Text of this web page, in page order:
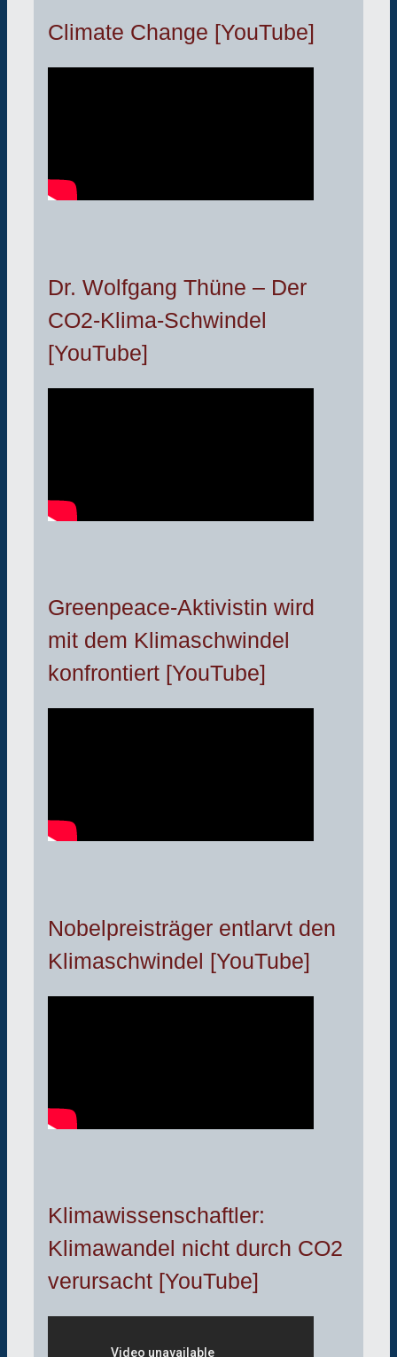
Climate Change [YouTube]
Dr. Wolfgang Thüne – Der
CO2-Klima-Schwindel
[YouTube]
Greenpeace-Aktivistin wird
mit dem Klimaschwindel
konfrontiert [YouTube]
Nobelpreisträger entlarvt den
Klimaschwindel [YouTube]
Klimawissenschaftler:
Klimawandel nicht durch CO2
verursacht [YouTube]